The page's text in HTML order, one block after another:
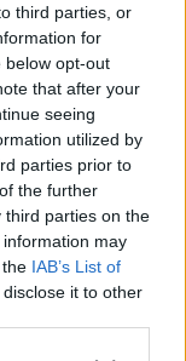
third parties, or
for
below opt-out
that after your
seeing
utilized by
parties prior to
the further
third parties on the
information may
IAB’s List of
it to other